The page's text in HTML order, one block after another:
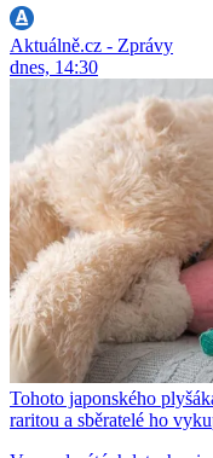
Aktuálně.cz - Zprávy
dnes, 14:30
Tohoto japonského
raritou a sběratelé ho